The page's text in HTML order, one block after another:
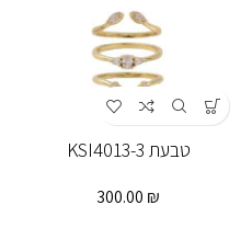
טבעת KSI4013-3
300.00 ₪